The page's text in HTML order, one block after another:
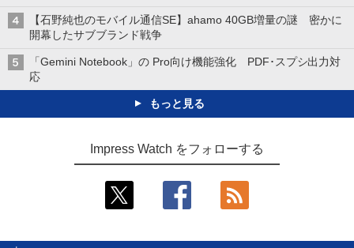
【石野純也のモバイル通信SE】ahamo 40GB増量の謎 密かに
開幕したサブブランド戦争
「Gemini Notebook」の Pro向け機能強化 PDF･スプシ出力対
応
もっと見る
Impress Watch をフォローする